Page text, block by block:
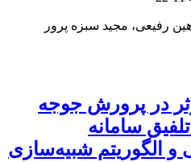
رفیعی، مجید سبزه پرور
در پرورش جوجه
سامانه
و الگوریتم شبیه‌سازی